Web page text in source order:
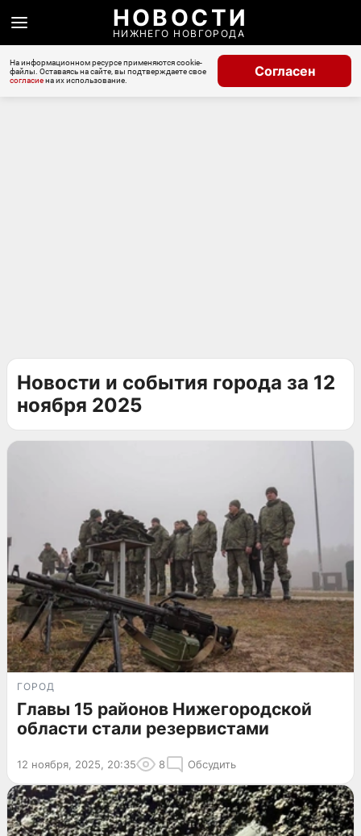
НОВОСТИ
НИЖНЕГО НОВГОРОДА
На информационном ресурсе применяются cookie-
файлы. Оставаясь на сайте, вы подтверждаете свое
согласиена их использование.
Согласен
Новости и события города за 12
ноября 2025
ГОРОД
Главы 15 районов Нижегородской
области стали резервистами
12 ноября, 2025, 20:35 8 Обсудить